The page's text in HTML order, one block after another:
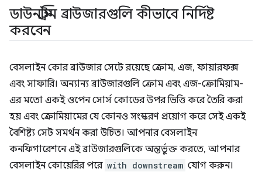
ডাউনস্ট্রিম ব্রাউজারগুলি কীভাবে নির্দিষ্ট
করবেন
বেসলাইন কোর ব্রাউজার সেটে রয়েছে ক্রোম, এজ, ফায়ারফক্স
এবং সাফারি। অন্যান্য ব্রাউজারগুলি ক্রোম এবং এজ-ক্রোমিয়াম-
এর মতো একই ওপেন সোর্স কোডের উপর ভিত্তি করে তৈরি করা
হয় এবং ক্রোমিয়ামের যে কোনও সংস্করণ প্রয়োগ করে সেই একই
বৈশিষ্ট্য সেট সমর্থন করা উচিত। আপনার বেসলাইন
কনফিগারেশনে এই ব্রাউজারগুলিকে অন্তর্ভুক্ত করতে, আপনার
বেসলাইন কোয়েরির পরে with downstream যোগ করুন।